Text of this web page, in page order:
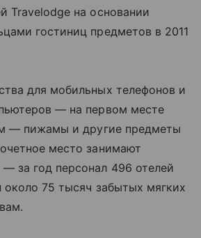
Travelodge на основании
гостиниц предметов в 2011
для мобильных телефонов и
— на первом месте
— пижамы и другие предметы
место занимают
за год персонал 496 отелей
около 75 тысяч забытых мягких